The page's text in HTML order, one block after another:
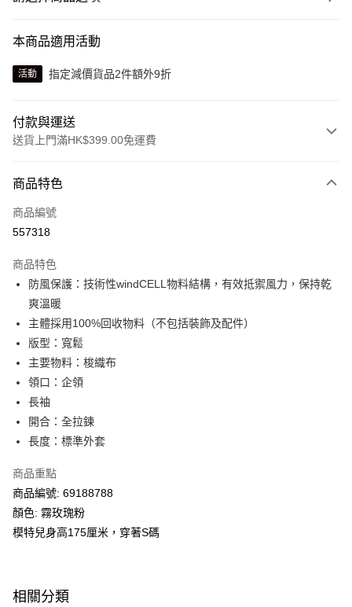
本商品適用活動
活動 指定減價貨品2件額外9折
付款與運送
送貨上門滿HK$399.00免運費
信用卡
線上付款
Alipay, PayMe, WeChat Pay, UnionPay, FPS
送貨方式
單筆訂單淨值滿$399可享免運費優惠
每筆HK$30.00，滿HK$399.00或以上免運費
滿$599可享澳門免運費優惠
商品特色
商品編號
557318
商品特色
防風保護：技術性windCELL物料結構，有效抵禦風力，保持乾
爽溫暖
主體採用100%回收物料（不包括裝飾及配件）
版型：寬鬆
主要物料：梭織布
領口：企領
長袖
開合：全拉鍊
長度：標準外套
商品重點
商品編號: 69188788
顏色: 霧玫瑰粉
模特兒身高175厘米，穿著S碼
相關分類